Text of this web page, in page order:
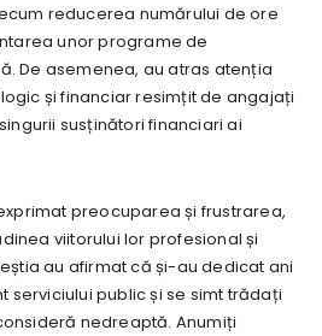
reducerea numărului de ore
unor programe de
De asemenea, au atras atenția
și financiar resimțit de angajați
susținători financiari ai
preocuparea și frustrarea,
viitorului lor profesional și
au afirmat că și-au dedicat ani
serviciului public și se simt trădați
nedreaptă. Anumiți